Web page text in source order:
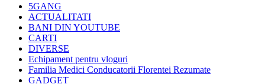
5GANG
ACTUALITATI
BANI DIN YOUTUBE
CARTI
DIVERSE
Echipament pentru vloguri
Familia Medici Conducatorii Florentei Rezumate
GADGET